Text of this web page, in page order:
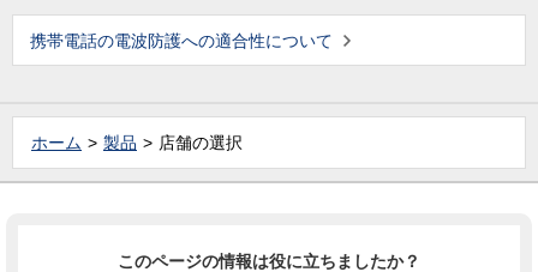
携帯電話の電波防護への適合性について
ホーム 製品 店舗の選択
このページの情報は役に立ちましたか？